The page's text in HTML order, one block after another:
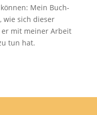
Mein Buch-
wie sich dieser
mit meiner Arbeit
tun hat.